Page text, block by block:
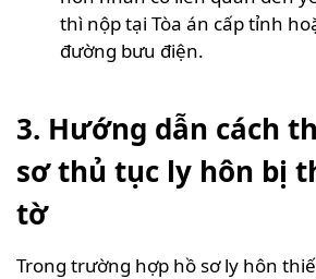
thì nộp tại Tòa án cấp tỉnh
đường bưu điện.
3. Hướng dẫn cách
sơ thủ tục ly hôn bị
tờ
Trong trường hợp hồ sơ ly hôn